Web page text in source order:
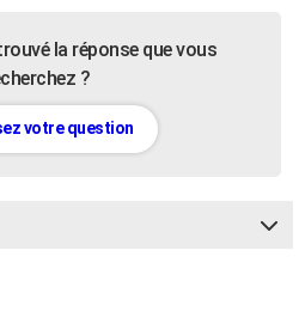
la réponse que vous
?
votre question